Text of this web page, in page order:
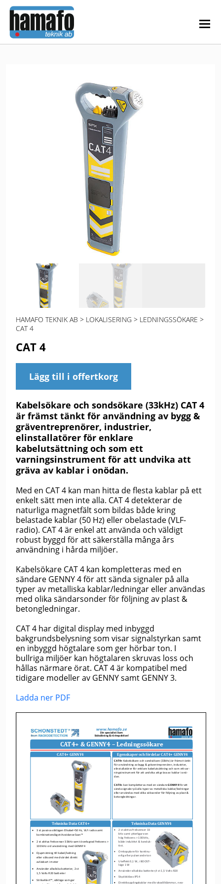
HAMAFO TEKNIK AB > LOKALISERING > LEDNINGSSÖKARE >
CAT 4
CAT 4
Lägg till i offertkorg
Kabelsökare och sondsökare (33kHz) CAT 4
är främst tänkt för användning av bygg &
gräventreprenörer, industrier,
elinstallatörer för enklare
kabelutsättning och som ett
varningsinstrument för att undvika att
gräva av kablar i onödan.
Med en CAT 4 kan man hitta de flesta kablar på ett
enkelt sätt men inte alla. CAT 4 detekterar de
naturliga magnetfält som bildas både kring
belastade kablar (50 Hz) eller obelastade (VLF-
radio). CAT 4 är enkel att använda och väldigt
robust byggd för att säkerställa många års
användning i hårda miljöer.
Kabelsökare CAT 4 kan kompletteras med en
sändare GENNY 4 för att sända signaler på alla
typer av metalliska kablar/ledningar eller användas
med olika sändarsonder för följning av plast &
betongledningar.
CAT 4 har digital display med inbyggd
bakgrundsbelysning som visar signalstyrkan samt
en inbyggd högtalare som ger hörbar ton. I
bullriga miljöer kan högtalaren skruvas loss och
hållas närmare örat. CAT 4 är kompatibel med
tidigare modeller av GENNY samt GENNY 3.
Ladda ner PDF